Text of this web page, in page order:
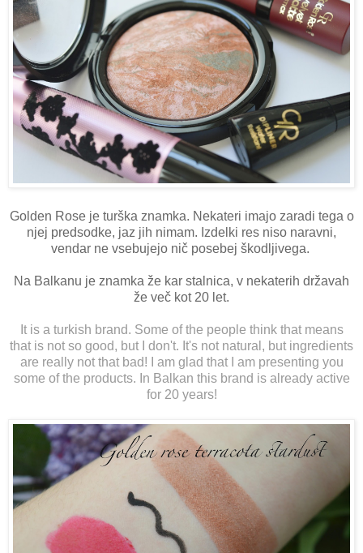
Golden Rose je turška znamka. Nekateri imajo zaradi tega o
njej predsodke, jaz jih nimam. Izdelki res niso naravni,
vendar ne vsebujejo nič posebej škodljivega.
Na Balkanu je znamka že kar stalnica, v nekaterih državah
že več kot 20 let.
It is a turkish brand. Some of the people think that means
that is not so good, but I don't. It's not natural, but ingredients
are really not that bad! I am glad that I am presenting you
some of the products. In Balkan this brand is already active
for 20 years!